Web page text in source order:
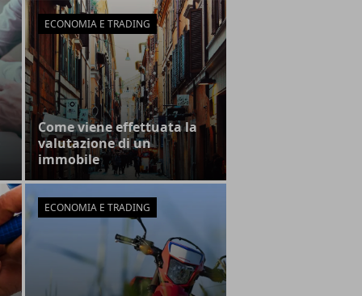
ECONOMIA E TRADING
Come viene effettuata la
valutazione di un
immobile
ECONOMIA E TRADING